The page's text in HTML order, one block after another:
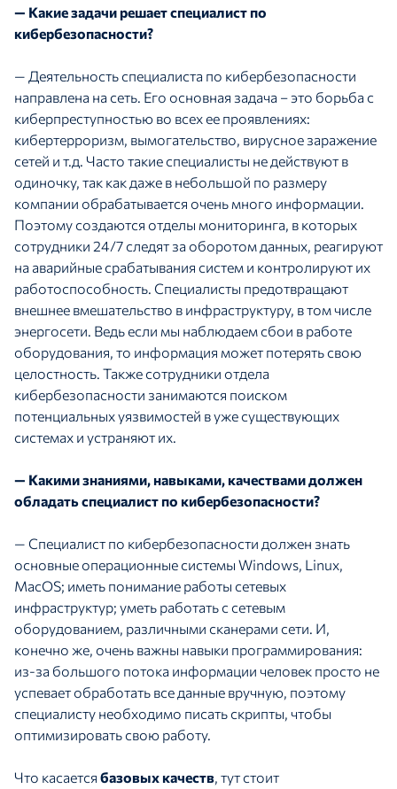
— Какие задачи решает специалист по
кибербезопасности?
— Деятельность специалиста по кибербезопасности
направлена на сеть. Его основная задача – это борьба с
киберпреступностью во всех ее проявлениях:
кибертерроризм, вымогательство, вирусное заражение
сетей и т.д. Часто такие специалисты не действуют в
одиночку, так как даже в небольшой по размеру
компании обрабатывается очень много информации.
Поэтому создаются отделы мониторинга, в которых
сотрудники 24/7 следят за оборотом данных, реагируют
на аварийные срабатывания систем и контролируют их
работоспособность. Специалисты предотвращают
внешнее вмешательство в инфраструктуру, в том числе
энергосети. Ведь если мы наблюдаем сбои в работе
оборудования, то информация может потерять свою
целостность. Также сотрудники отдела
кибербезопасности занимаются поиском
потенциальных уязвимостей в уже существующих
системах и устраняют их.
— Какими знаниями, навыками, качествами должен
обладать специалист по кибербезопасности?
— Специалист по кибербезопасности должен знать
основные операционные системы Windows, Linux,
MacOS; иметь понимание работы сетевых
инфраструктур; уметь работать с сетевым
оборудованием, различными сканерами сети. И,
конечно же, очень важны навыки программирования:
из-за большого потока информации человек просто не
успевает обработать все данные вручную, поэтому
специалисту необходимо писать скрипты, чтобы
оптимизировать свою работу.
Что касается базовых качеств, тут стоит